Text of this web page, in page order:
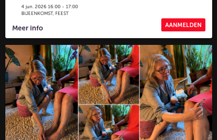
4 jun. 2026 16:00 - 17:00
BIJEENKOMST, FEEST
Meer info AANMELDEN